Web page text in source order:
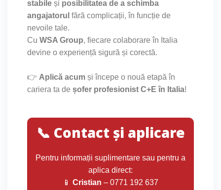
stabile și posibilitatea de a schimba
angajatorul fără complicații, în funcție de
nevoile tale.
Cu WSA Group, fiecare colaborare în Italia
devine o experiență sigură și corectă.
👉 Aplică acum și începe o nouă etapă în
cariera ta de șofer profesionist C+E în Italia!
📞 Contact și aplicare
Pentru informații suplimentare sau pentru a
aplica direct:
📱 Cristian – 0771 192 637